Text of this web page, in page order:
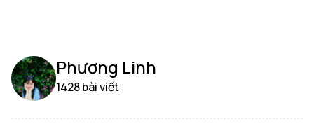
Phương Linh
1428 bài viết